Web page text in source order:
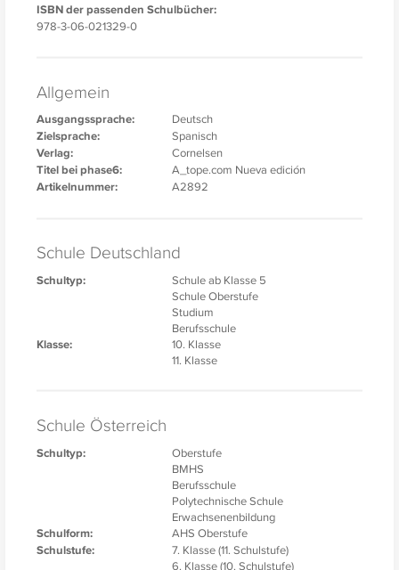
ISBN der passenden Schulbücher:
978-3-06-021329-0
Allgemein
Ausgangssprache: Deutsch
Zielsprache: Spanisch
Verlag: Cornelsen
Titel bei phase6: A_tope.com Nueva edición
Artikelnummer: A2892
Schule Deutschland
Schultyp:
Schule ab Klasse 5
Schule Oberstufe
Studium
Berufsschule
Klasse:
10. Klasse
11. Klasse
Schule Österreich
Schultyp:
Oberstufe
BMHS
Berufsschule
Polytechnische Schule
Erwachsenenbildung
Schulform: AHS Oberstufe
Schulstufe:
7. Klasse (11. Schulstufe)
6. Klasse (10. Schulstufe)